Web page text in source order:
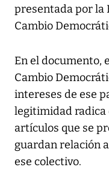
presentada por la
Cambio
En el documento,
Cambio
intereses de ese
legitimidad radica
artículos que se
guardan relación
ese colectivo.